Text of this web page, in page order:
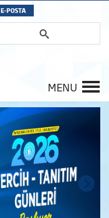
E-POSTA
MENU